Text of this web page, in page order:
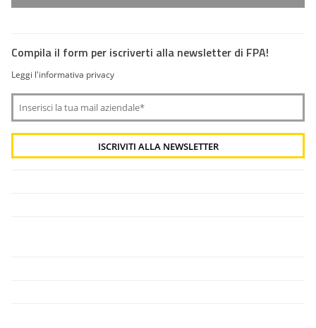
Compila il form per iscriverti alla newsletter di FPA!
Leggi l'informativa privacy